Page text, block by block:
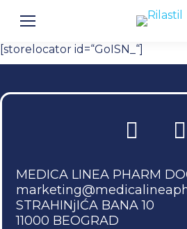
[storelocator id=“GoISN_“]
MEDICA LINEA PHARM
STRAHINjIĆA BANA 10
11000 BEOGRAD